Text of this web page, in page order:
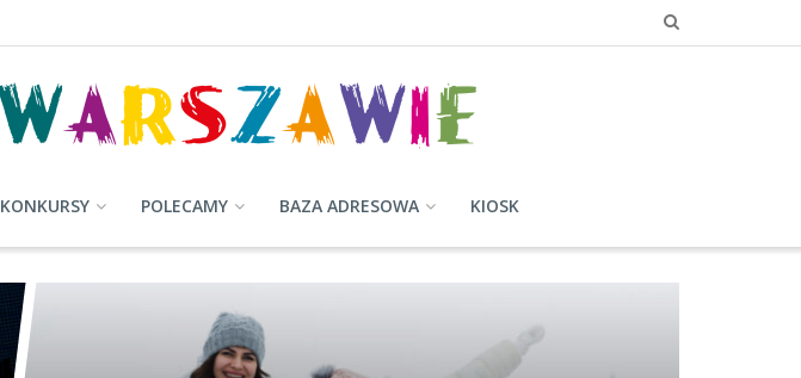
KONKURSY POLECAMY BAZA ADRESOWA KIOSK